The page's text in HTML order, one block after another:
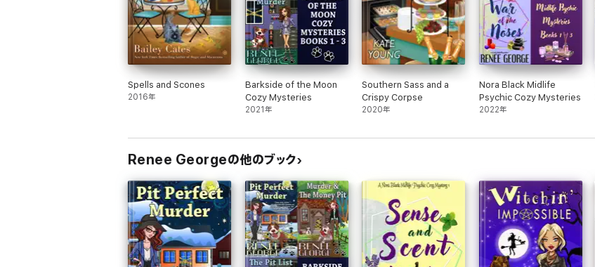
Spells and Scones
2016年
Barkside of the Moon
Cozy Mysteries
2021年
Southern Sass and a
Crispy Corpse
2020年
Nora Black Midlife
Psychic Cozy Mysteries
2022年
Renee Georgeの他のブック